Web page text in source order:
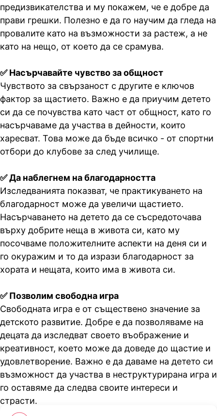
предизвикателства и му покажем, че е добре да
прави грешки. Полезно е да го научим да гледа на
провалите като на възможности за растеж, а не
като на нещо, от което да се срамува.
✅ Насърчавайте чувство за общност
Чувството за свързаност с другите е ключов
фактор за щастието. Важно е да приучим детето
си да се почувства като част от общност, като го
насърчаваме да участва в дейности, които
харесват. Това може да бъде всичко - от спортни
отбори до клубове за след училище.
✅ Да наблегнем на благодарността
Изследванията показват, че практикуването на
благодарност може да увеличи щастието.
Насърчаването на детето да се съсредоточава
върху добрите неща в живота си, като му
посочваме положителните аспекти на деня си и
го окуражим и то да изрази благодарност за
хората и нещата, които има в живота си.
✅ Позволим свободна игра
Свободната игра е от съществено значение за
детското развитие. Добре е да позволяваме на
децата да изследват своето въображение и
креативност, което може да доведе до щастие и
удовлетворение. Важно е да даваме на детето си
възможност да участва в неструктурирана игра и
го оставяме да следва своите интереси и
страсти.